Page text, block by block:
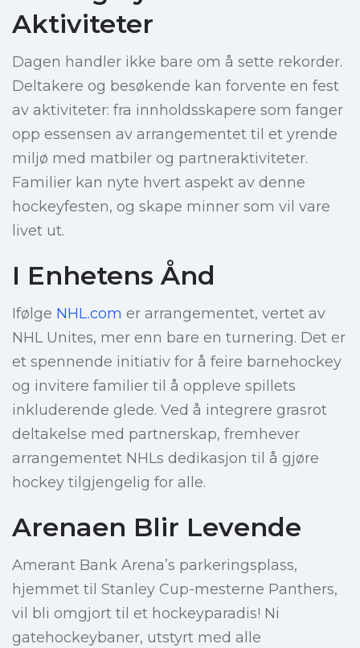
Aktiviteter
Dagen handler ikke bare om å sette rekorder.
Deltakere og besøkende kan forvente en fest
av aktiviteter: fra innholdsskapere som fanger
opp essensen av arrangementet til et yrende
miljø med matbiler og partneraktiviteter.
Familier kan nyte hvert aspekt av denne
hockeyfesten, og skape minner som vil vare
livet ut.
I Enhetens Ånd
Ifølge NHL.com er arrangementet, vertet av
NHL Unites, mer enn bare en turnering. Det er
et spennende initiativ for å feire barnehockey
og invitere familier til å oppleve spillets
inkluderende glede. Ved å integrere grasrot
deltakelse med partnerskap, fremhever
arrangementet NHLs dedikasjon til å gjøre
hockey tilgjengelig for alle.
Arenaen Blir Levende
Amerant Bank Arena’s parkeringsplass,
hjemmet til Stanley Cup-mesterne Panthers,
vil bli omgjort til et hockeyparadis! Ni
gatehockeybaner, utstyrt med alle